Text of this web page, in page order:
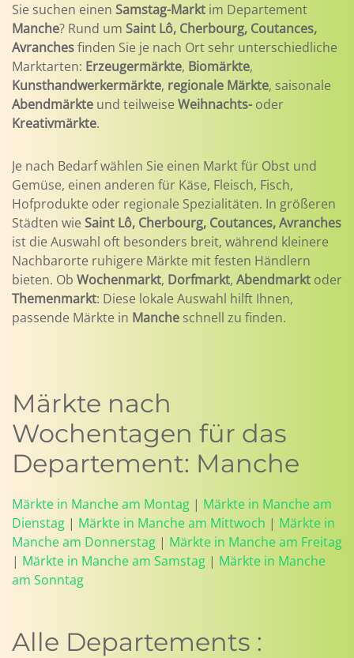
Sie suchen einen Samstag-Markt im Departement
Manche? Rund um Saint Lô, Cherbourg, Coutances,
Avranchesfinden Sie je nach Ort sehr unterschiedliche
Marktarten: Erzeugermärkte, Biomärkte,
Kunsthandwerkermärkte, regionale Märkte, saisonale
Abendmärkte und teilweise Weihnachts- oder
Kreativmärkte.
Je nach Bedarf wählen Sie einen Markt für Obst und
Gemüse, einen anderen für Käse, Fleisch, Fisch,
Hofprodukte oder regionale Spezialitäten. In größeren
Städten wie Saint Lô, Cherbourg, Coutances, Avranches
ist die Auswahl oft besonders breit, während kleinere
Nachbarorte ruhigere Märkte mit festen Händlern
bieten. Ob Wochenmarkt, Dorfmarkt, Abendmarkt oder
Themenmarkt: Diese lokale Auswahl hilft Ihnen,
passende Märkte in Manche schnell zu finden.
Märkte nach
Wochentagen für das
Departement: Manche
Märkte in Manche am Montag | Märkte in Manche am
Dienstag | Märkte in Manche am Mittwoch | Märkte in
Manche am Donnerstag | Märkte in Manche am Freitag
| Märkte in Manche am Samstag | Märkte in Manche
am Sonntag
Alle Departements :